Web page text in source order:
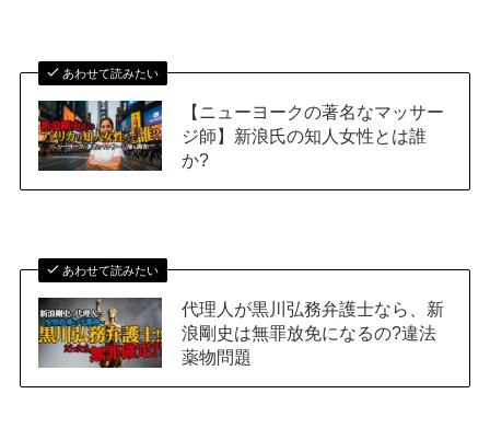
あわせて読みたい
【ニューヨークの著名なマッサー
ジ師】新浪氏の知人女性とは誰
か?
あわせて読みたい
代理人が黒川弘務弁護士なら、新
浪剛史は無罪放免になるの?違法
薬物問題